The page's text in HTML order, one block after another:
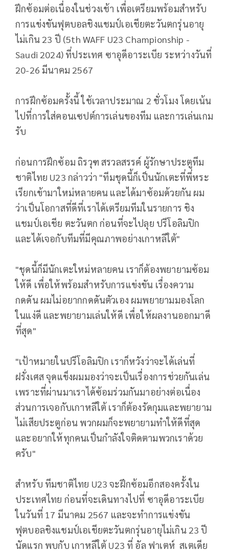
ฝึกซ้อมต่อเนื่องในช่วงเช้า เพื่อเตรียมพร้อมสำหรับ
การแข่งขันฟุตบอลชิงแชมป์เอเชียตะวันตกรุ่นอายุ
ไม่เกิน 23 ปี (5th WAFF U23 Championship -
Saudi 2024) ที่ประเทศ ซาอุดีอาระเบีย ระหว่างวันที่
20-26 มีนาคม 2567
การฝึกซ้อมครั้งนี้ ใช้เวลาประมาณ 2 ชั่วโมง โดยเน้น
ไปที่การใส่คอนเซปต์การเล่นของทีม และการเล่นเกม
รับ
ก่อนการฝึกซ้อม ถิรวุฑ สรวลสรรค์ ผู้รักษาประตูทีม
ชาติไทย U23 กล่าวว่า "ทีมชุดนี้ก็เป็นนักเตะที่พี่หระ
เรียกเข้ามาใหม่หลายคน และได้มาซ้อมด้วยกัน ผม
ว่าเป็นโอกาสที่ดีที่เราได้เตรียมทีมในรายการ ชิง
แชมป์เอเชีย ตะวันตก ก่อนที่จะไปลุย ปรีโอลิมปิก
และได้เจอกับทีมที่มีคุณภาพอย่างเกาหลีใต้"
"ชุดนี้ก็มีนักเตะใหม่หลายคน เราก็ต้องพยายามซ้อม
ให้ดี เพื่อให้พร้อมสำหรับการแข่งขัน เรื่องความ
กดดัน ผมไม่อยากกดดันตัวเอง ผมพยายามมองโลก
ในแง่ดี และพยายามเล่นให้ดี เพื่อให้ผลงานออกมาดี
ที่สุด"
"เป้าหมายในปรีโอลิมปิก เราก็หวังว่าจะได้เล่นที่
ฝรั่งเศส จุดแข็งผมมองว่าจะเป็นเรื่องการช่วยกันเล่น
เพราะที่ผ่านมาเราได้ซ้อมร่วมกันมาอย่างต่อเนื่อง
ส่วนการเจอกับเกาหลีใต้ เราก็ต้องรัดกุมและพยายาม
ไม่เสียประตูก่อน พวกผมก็จะพยายามทำให้ดีที่สุด
และอยากให้ทุกคนเป็นกำลังใจติดตามพวกเราด้วย
ครับ"
สำหรับ ทีมชาติไทย U23 จะฝึกซ้อมอีกสองครั้งใน
ประเทศไทย ก่อนที่จะเดินทางไปที่ ซาอุดีอาระเบีย
ในวันที่ 17 มีนาคม 2567 และจะทำการแข่งขัน
ฟุตบอลชิงแชมป์เอเชียตะวันตกรุ่นอายุไม่เกิน 23 ปี
นัดแรก พบกับ เกาหลีใต้ U23 ที่ อัล ฟาเตห์ สเตเดีย